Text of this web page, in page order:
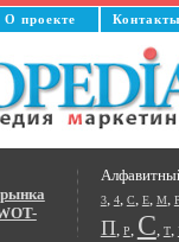
О проекте
3, 4, C, E, M,
П, Р, С, Т,